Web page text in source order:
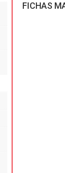
FICHAS